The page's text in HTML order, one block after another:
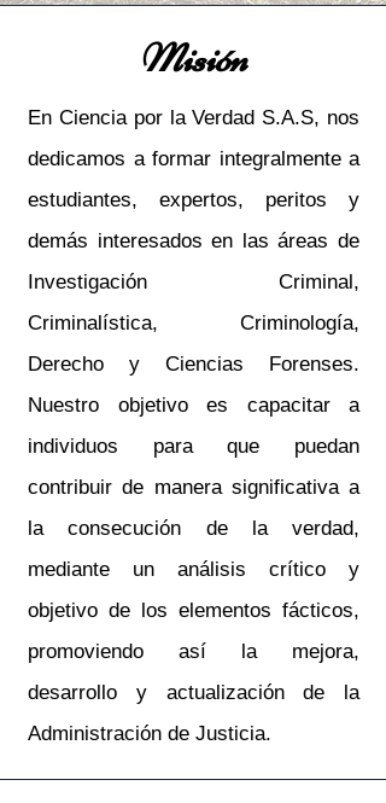
Misión
En Ciencia por la Verdad S.A.S, nos
dedicamos a formar integralmente a
estudiantes, expertos, peritos y
demás interesados en las áreas de
Investigación Criminal,
Criminalística, Criminología,
Derecho y Ciencias Forenses.
Nuestro objetivo es capacitar a
individuos para que puedan
contribuir de manera significativa a
la consecución de la verdad,
mediante un análisis crítico y
objetivo de los elementos fácticos,
promoviendo así la mejora,
desarrollo y actualización de la
Administración de Justicia.